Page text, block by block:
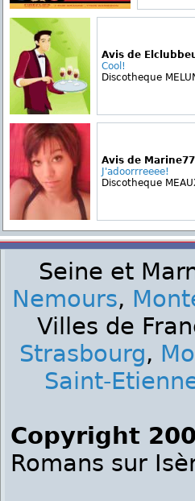
Avis de
Cool!
Discotheque
Avis de
J'adoorrreeee!
Discotheque
Seine et
Nemours,
Villes de
Strasbourg,
Saint-
Copyright
Romans sur